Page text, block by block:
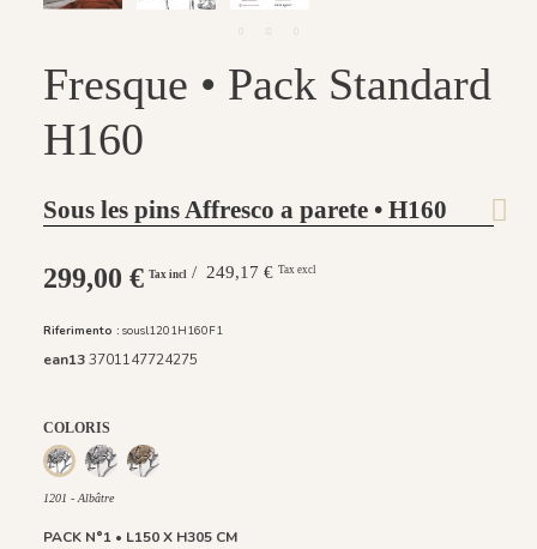
Fresque • Pack Standard
H160
Sous les pins Affresco a parete • H160
299,00 € Tax incl / 249,17 € Tax excl
Riferimento : sousl1201H160F1
ean133701147724275
COLORIS
1201 - Albâtre
1202 - Lavis1203 - Cimes Dorées
1201 - Albâtre
PACK N°1 • L150 X H305 CM